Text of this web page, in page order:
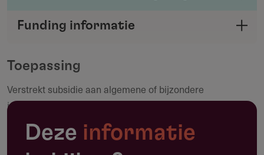
Toepassing
Verstrekt subsidie aan algemene of bijzondere
instellingen, welke werkzaam zijn op maatschappelijk- of
cultureel terrein, dan wel op het gebied van de
volksgezondheid, al dan niet ter ondersteuning van
verstrekker met de Fondswervingonline
Maak een notitie
Funding informatie
Deze informatie